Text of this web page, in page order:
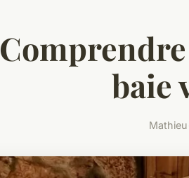
baie
Mathieu